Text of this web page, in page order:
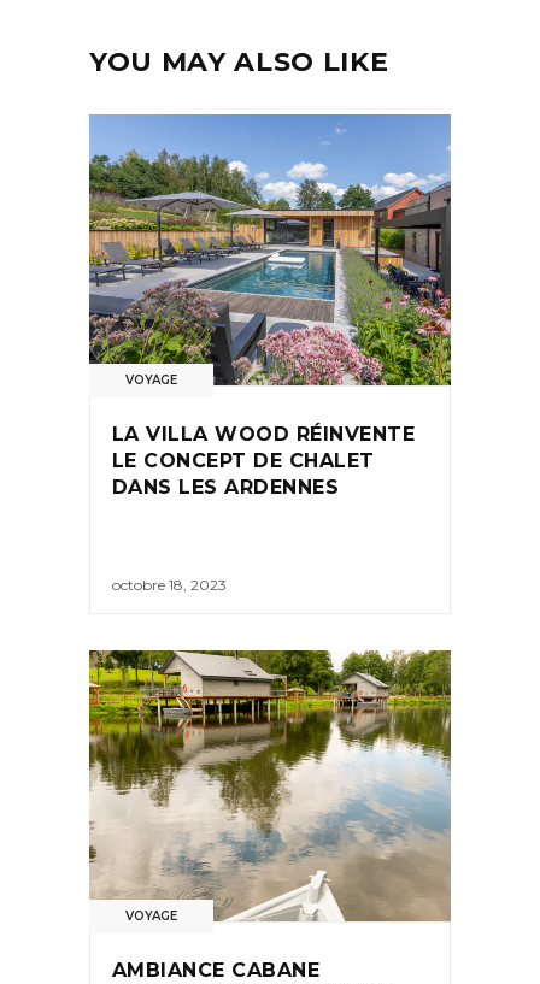
YOU MAY ALSO LIKE
VOYAGE
LA VILLA WOOD RÉINVENTE
LE CONCEPT DE CHALET
DANS LES ARDENNES
octobre 18, 2023
VOYAGE
AMBIANCE CABANE